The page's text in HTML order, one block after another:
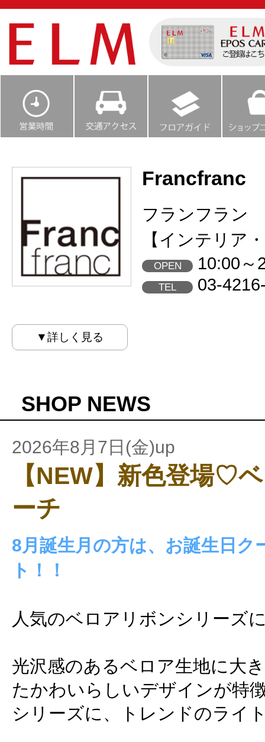
Francfranc
フランフラン
【インテリア
OPEN 10:00～
TEL 03-
▼詳しく見る
SHOP NEWS
2026年8月7日(金)up
【NEW】新色登場♡
ーチ
8月誕生月の方は、お誕生日ク
ト！！
人気のベロアリボンシリーズ
光沢感のあるベロア生地に大
たかわいらしいデザインが特
シリーズに、トレンドのライ